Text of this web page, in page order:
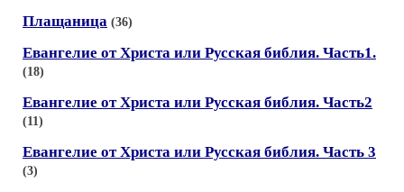
Плащаница (36)
Евангелие от Христа или Русская библия. Часть1.
(18)
Евангелие от Христа или Русская библия. Часть2
(11)
Евангелие от Христа или Русская библия. Часть 3
(3)